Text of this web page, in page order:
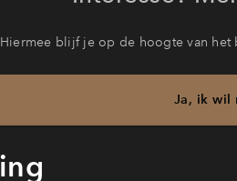
Hiermee blijf je op de hoogte van het
Ja, ik wil
Heb je een vraag en wil je direct